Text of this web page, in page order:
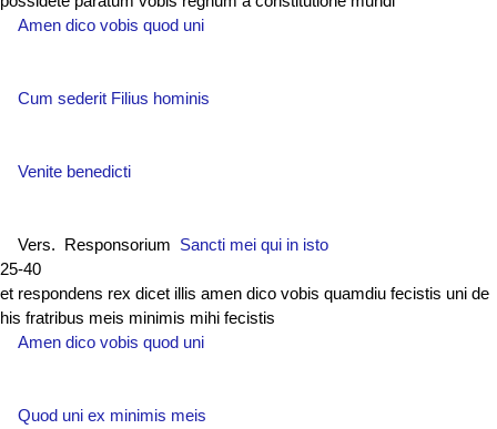
Amen dico vobis quod uni
Cum sederit Filius hominis
Venite benedicti
Vers. Responsorium Sancti mei qui in isto
25-40
et respondens rex dicet illis amen dico vobis quamdiu fecistis uni de
his fratribus meis minimis mihi fecistis
Amen dico vobis quod uni
Quod uni ex minimis meis